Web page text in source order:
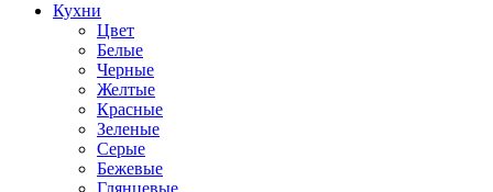
Кухни
Цвет
Белые
Черные
Желтые
Красные
Зеленые
Серые
Бежевые
Глянцевые